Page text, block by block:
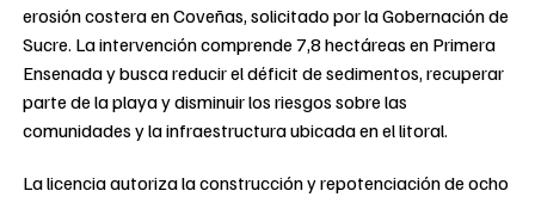
erosión costera en Coveñas, solicitado por la Gobernación de
Sucre. La intervención comprende 7,8 hectáreas en Primera
Ensenada y busca reducir el déficit de sedimentos, recuperar
parte de la playa y disminuir los riesgos sobre las
comunidades y la infraestructura ubicada en el litoral.
La licencia autoriza la construcción y repotenciación de ocho